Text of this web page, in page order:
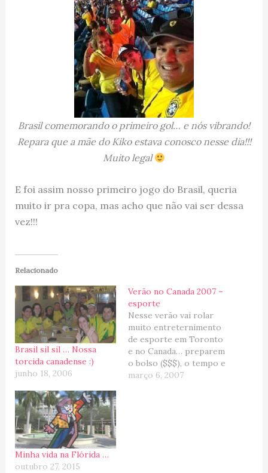
Brasil comemorando o primeiro gol… e nós vibrando!
Repara que a mãe do Kiko estava conosco nesse dia!!!
Muito legal
E foi assim nosso primeiro jogo do Brasil, queria
muito ir pra copa, mas acho que não vai ser dessa
vez!!!
Relacionado
Brasil sil sil … Nossa
torcida canadense :)
junho 18, 2006
Verão no Canada 2007 –
esporte
Nesse verão vai rolar
muito entreternimento
de esporte em Toronto
e no Canada… preparem
o bolso ($$$), o tempo e
a torcida... BRASIL SIL
março 6, 2007
Minha vida na Flórida …
outubro 27, 2015